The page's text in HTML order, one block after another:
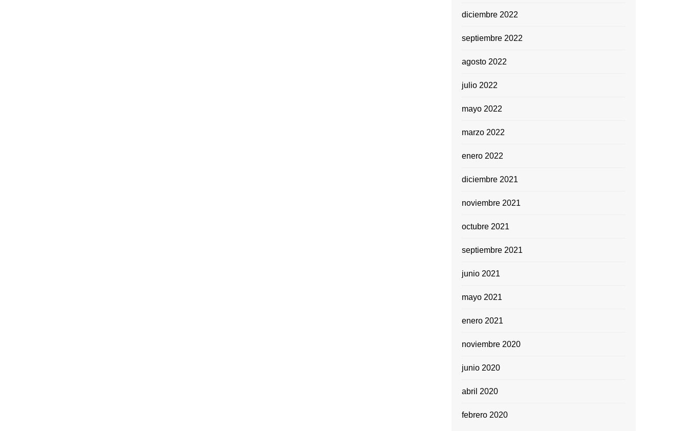
diciembre 2022
septiembre 2022
agosto 2022
julio 2022
mayo 2022
marzo 2022
enero 2022
diciembre 2021
noviembre 2021
octubre 2021
septiembre 2021
junio 2021
mayo 2021
enero 2021
noviembre 2020
junio 2020
abril 2020
febrero 2020